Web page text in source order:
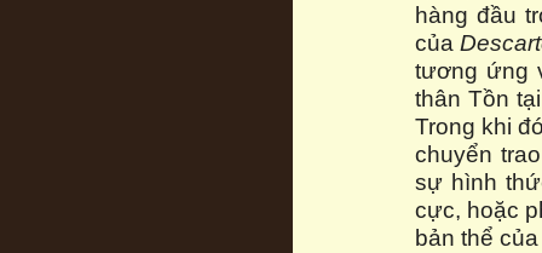
hàng đầu
của
tương ứng
thân Tồn
Trong khi
chuyển
sự hình
cực, hoặc
bản thể